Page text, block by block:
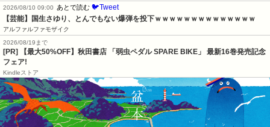
2026/08/10 09:00
あとで読む 🐦Tweet
【芸能】国生さゆり、とんでもない爆弾を投下ｗｗｗｗｗｗｗｗｗｗｗｗｗｗ
アルファルファモザイク
2026/08/19まで
[PR] 【最大50%OFF】秋田書店 「弱虫ペダル SPARE BIKE」 最新16巻発売記念
フェア!
Kindleストア